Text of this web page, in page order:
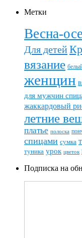
Метки
Весна-
Для детей
вязание
женщин
для мужчин
жаккардовый
летние
платье полоска
спицами сумка
туника урок цветок
Подписка на